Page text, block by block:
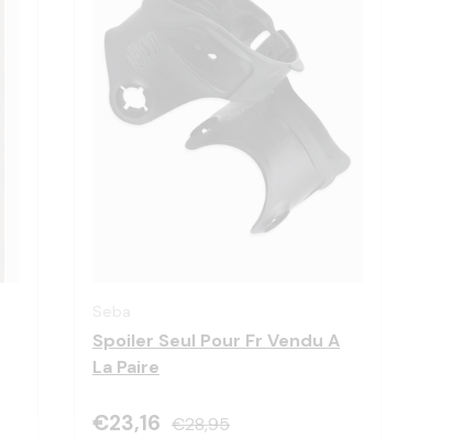
Spoiler Seul Pour Fr Vendu A
La Paire
€23,16 €28,95